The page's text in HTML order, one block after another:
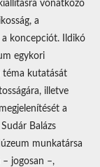
vonatkozó
a
koncepciót. Ildikó
egykori
kutatását
illetve
a
Balázs
munkatársa
jogosan –,